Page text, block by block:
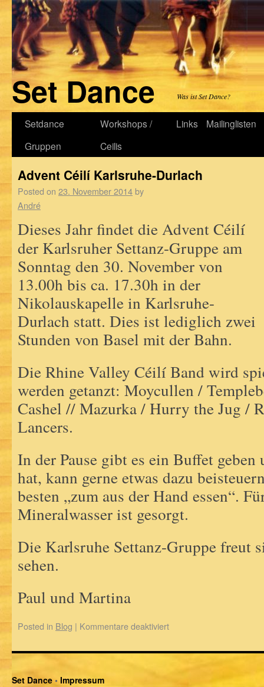
Set Dance Was ist Set Dance?
Setdance
Gruppen
Workshops /
Ceilis
Links Mailinglisten
Advent Céilí Karlsruhe-Durlach
Posted on 23. November 2014by
André
Dieses Jahr findet die Advent Céilí
der Karlsruher Settanz-Gruppe am
Sonntag den 30. November von
13.00h bis ca. 17.30h in der
Nikolauskapelle in Karlsruhe-
Durlach statt. Dies ist lediglich zwei
Stunden von Basel mit der Bahn.
Die Rhine Valley Céilí Band wird
werden getanzt: Moycullen /
Cashel // Mazurka / Hurry the Jug /
Lancers.
In der Pause gibt es ein Buffet
hat, kann gerne etwas dazu
besten „zum aus der Hand essen“.
Mineralwasser ist gesorgt.
Die Karlsruhe Settanz-Gruppe freut
sehen.
Paul und Martina
Posted in Blog | Kommentare deaktiviert
Set Dance• Impressum